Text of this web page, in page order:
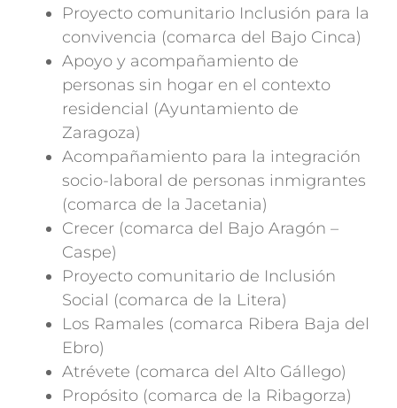
Proyecto comunitario Inclusión para la
convivencia (comarca del Bajo Cinca)
Apoyo y acompañamiento de
personas sin hogar en el contexto
residencial (Ayuntamiento de
Zaragoza)
Acompañamiento para la integración
socio-laboral de personas inmigrantes
(comarca de la Jacetania)
Crecer (comarca del Bajo Aragón –
Caspe)
Proyecto comunitario de Inclusión
Social (comarca de la Litera)
Los Ramales (comarca Ribera Baja del
Ebro)
Atrévete (comarca del Alto Gállego)
Propósito (comarca de la Ribagorza)